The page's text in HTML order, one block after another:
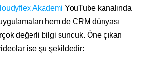
Akademi YouTube kanalında
hem de CRM dünyası
değerli bilgi sunduk. Öne çıkan
ise şu şekildedir: